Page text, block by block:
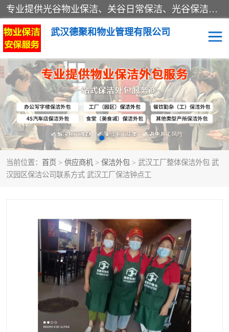
专业提供光谷物业保洁、关谷日常保洁、光谷保洁外包及武汉其他城区的单位日常保洁 武汉德聚和物业管理有限公司致力于打造中国专业物业保洁服务、日常保洁及其他保洁清洗外包服务。自公司成立以来提倡以先进的物业管理理念和模式经营，谋篇布局，以“至诚服务、精益求精、规范管理、锐意拓新”为质量方针，强化内部管理，为业主提供专业化、标准化和精细化的全方位物业服务，管理服务水平得到了广大业主和业内人士的一致好评。
武汉德聚和物业管理有限公司
当前位置： 首页 > 供应商机 > 保洁外包 > 武汉工厂整体保洁外包 武
汉园区保洁公司联系方式 武汉工厂保洁钟点工
保洁外包